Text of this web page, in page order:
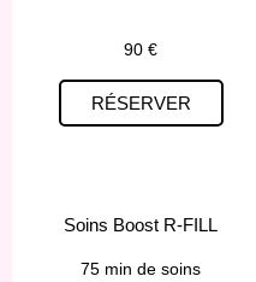
90 €
RÉSERVER
Soins Boost R-FILL
75 min de soins